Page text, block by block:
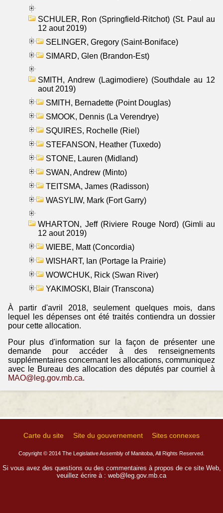
SCHULER, Ron (Springfield-Ritchot) (St. Paul au
12 aout 2019)
SELINGER, Gregory (Saint-Boniface)
SIMARD, Glen (Brandon-Est)
SMITH, Andrew (Lagimodiere) (Southdale au 12
aout 2019)
SMITH, Bernadette (Point Douglas)
SMOOK, Dennis (La Verendrye)
SQUIRES, Rochelle (Riel)
STEFANSON, Heather (Tuxedo)
STONE, Lauren (Midland)
SWAN, Andrew (Minto)
TEITSMA, James (Radisson)
WASYLIW, Mark (Fort Garry)
WHARTON, Jeff (Riviere Rouge Nord) (Gimli au
12 aout 2019)
WIEBE, Matt (Concordia)
WISHART, Ian (Portage la Prairie)
WOWCHUK, Rick (Swan River)
YAKIMOSKI, Blair (Transcona)
À partir d'avril 2018, seulement quelques mois, dans
lequel les dépenses ont été traités contiendra un dossier
pour cette allocation.
Pour plus d'information sur la façon de présenter une
demande pour accéder à des renseignements
supplémentaires concernant les allocations, communiquez
avec le Bureau des allocation des députés par courriel à
MAO@leg.gov.mb.ca.
Carte du site Site du gouvernement Sites connexes
Copyright © 2014 The Legislative Assembly of Manitoba, All Rights Reserved.
Si vous avez des questions ou des commentaires à propos de ce site Web,
veuillez écrire à : web@leg.gov.mb.ca